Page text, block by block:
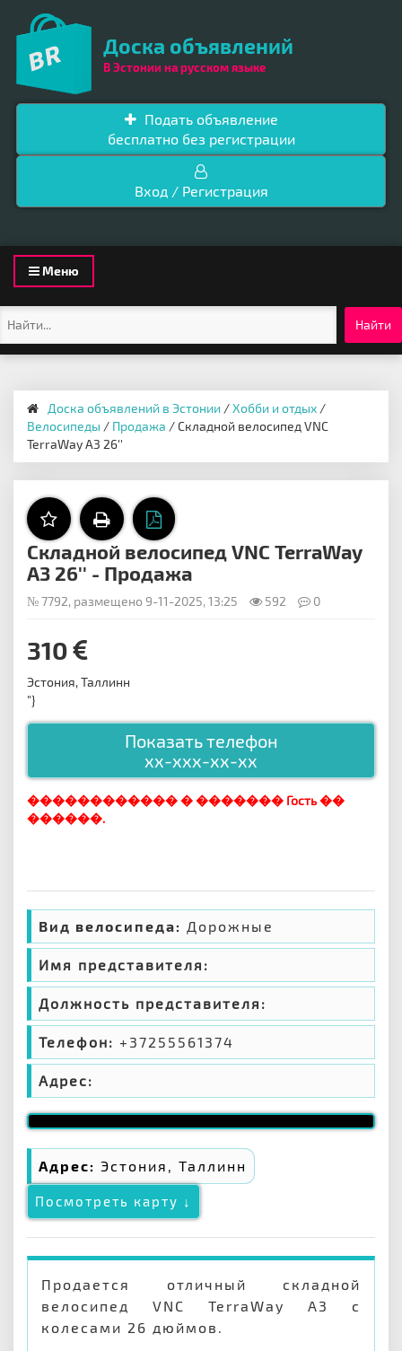
Доска объявлений
В Эстонии на русском языке
Подать объявление
бесплатно без регистрации
Вход / Регистрация
Toggle
navigation
Меню
Найти
Доска объявлений в Эстонии /Хобби и отдых /
Велосипеды / Продажа / Cкладной велосипед VNC
TerraWay A3 26''
Cкладной велосипед VNC TerraWay
A3 26'' - Продажа
№ 7792, размещено 9-11-2025, 13:25 592 0
310
Эстония, Таллинн
"}
Показать телефон
xx-xxx-xx-xx
������������ � ������� Гость ��
������.
Вид велосипеда: Дорожные
Имя представителя:
Должность представителя:
Телефон: +37255561374
Адрес:
Адрес: Эстония, Таллинн
Посмотреть карту ↓
Продается отличный складной
велосипед VNC TerraWay A3 с
колесами 26 дюймов.